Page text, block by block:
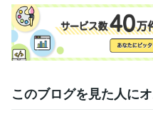
人事 / 人材開発・人材育成・研修
医療・介護 / 病院・介護施設経営
ライフスタイル・その他 / 講師
ライフスタイル・その他 / カウン
ココナラ登録☆1ヶ月でプラチナ
このブログを見た人に